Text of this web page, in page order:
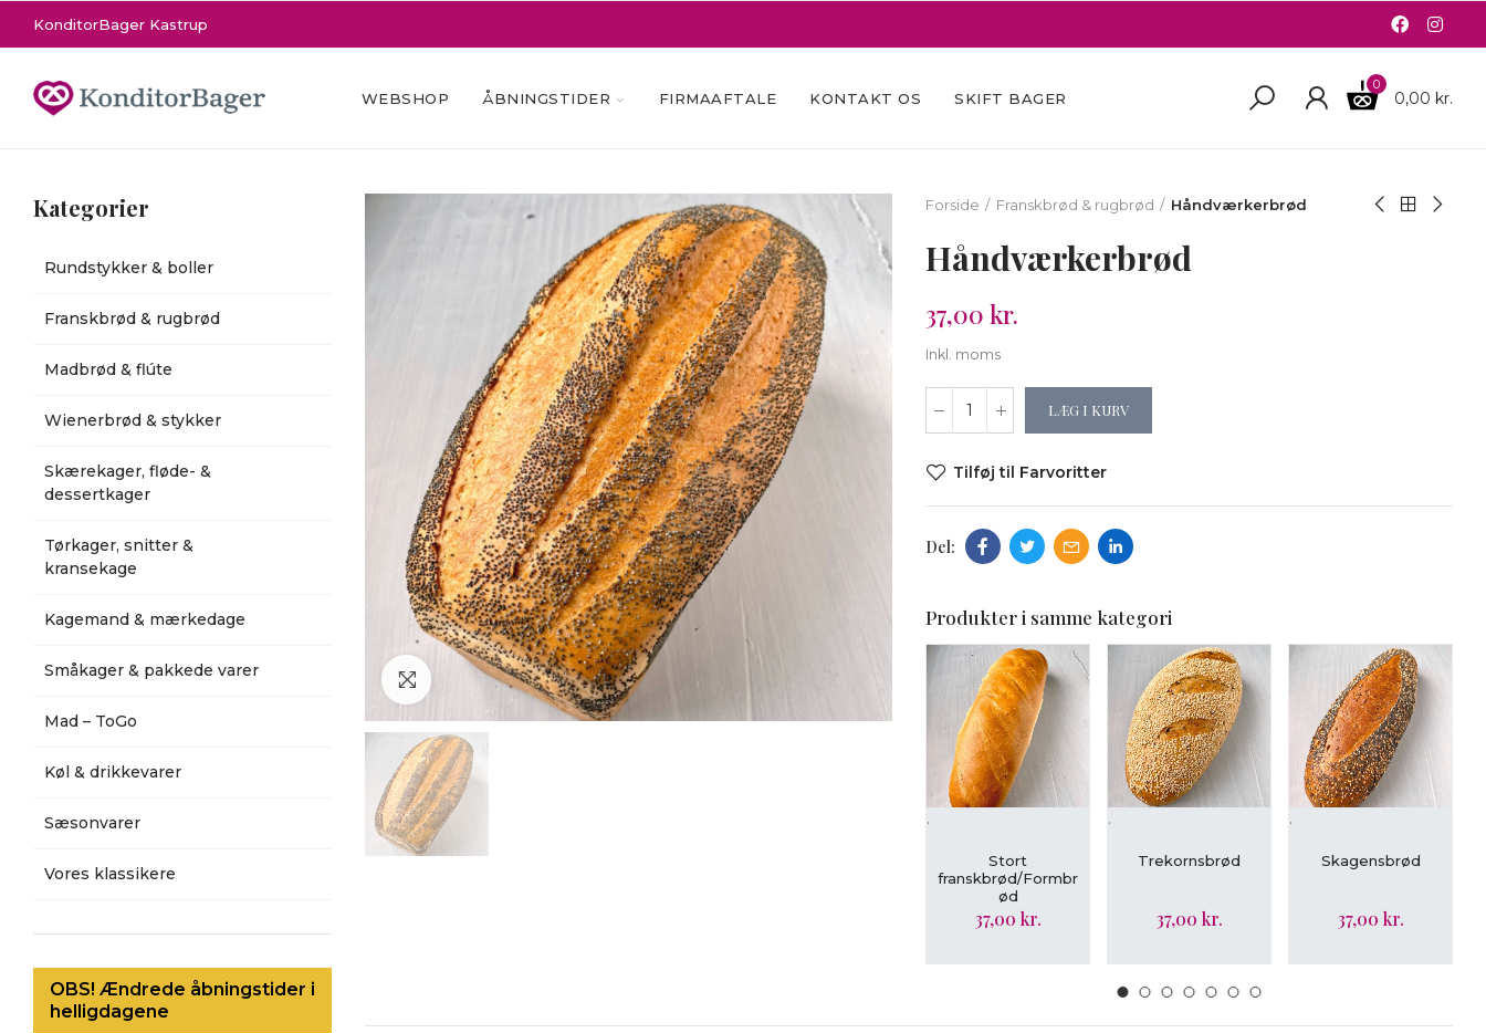
KonditorBager Kastrup
WEBSHOP ÅBNINGSTIDER FIRMAAFTALE KONTAKT OS SKIFT BAGER
0
0,00 kr.
Klik for at forstørre
Forside Franskbrød & rugbrød Håndværkerbrød
Håndværkerbrød
37,00 kr.
Inkl. moms
LÆG I KURV
Tilføj til Farvoritter
Produkter i samme kategori
LÆG I KURV
.
Stort
franskbrød/Formbr
ød
37,00 kr.
LÆG I KURV
.
Trekornsbrød
37,00 kr.
LÆG I KURV
.
Skagensbrød
37,00 kr.
Kategorier
Rundstykker & boller
Franskbrød & rugbrød
Madbrød & flúte
Wienerbrød & stykker
Skærekager, fløde- &
dessertkager
Tørkager, snitter &
kransekage
Kagemand & mærkedage
Småkager & pakkede varer
Mad – ToGo
Køl & drikkevarer
Sæsonvarer
Vores klassikere
OBS! Ændrede åbningstider i
helligdagene